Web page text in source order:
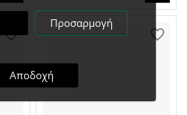
Προσαρμογή
Αποδοχή